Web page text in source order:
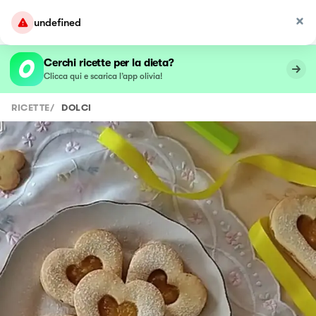
undefined
Cerchi ricette per la dieta?
Clicca qui e scarica l’app olivia!
RICETTE/ DOLCI